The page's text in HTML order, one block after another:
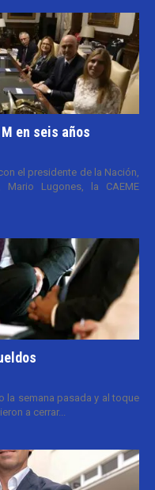
en seis años
el presidente de la Nación,
Lugones, la CAEME
la semana pasada y al toque
a cerrar...